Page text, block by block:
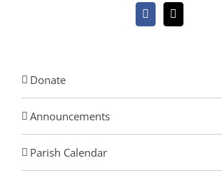
Donate
Announcements
Parish Calendar